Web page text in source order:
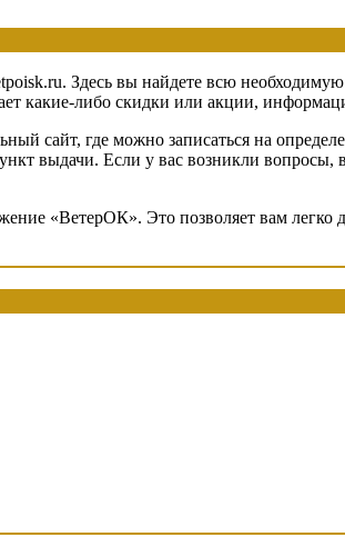
Здесь вы найдете всю
какие-либо скидки или акции,
сайт, где можно записаться на
выдачи. Если у вас возникли
«ВетерОК». Это позволяет вам